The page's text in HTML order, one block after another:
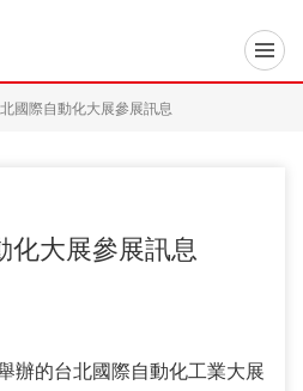
國際自動化大展參展訊息
化大展參展訊息
辦的台北國際自動化工業大展